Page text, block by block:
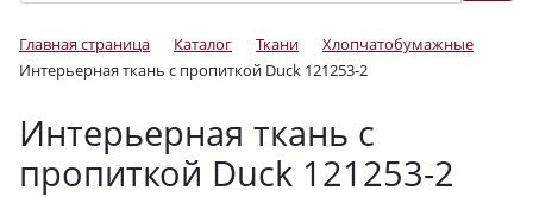
Главная страница Каталог Ткани
Хлопчатобумажные
Интерьерная ткань с пропиткой Duck 121253-2
Интерьерная ткань с
пропиткой Duck 121253-2